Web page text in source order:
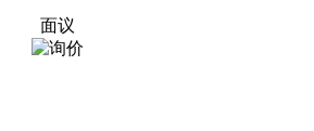
面议